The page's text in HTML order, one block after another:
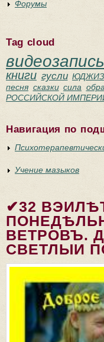
Форумы
Tag cloud
видеозапись
книги гусли
песня сказки сила
РОССИЙСКОЙ
Навигация по
Учение мазыков
✔32
ВЕТРОВЪ.
СВЕТЛЫИ